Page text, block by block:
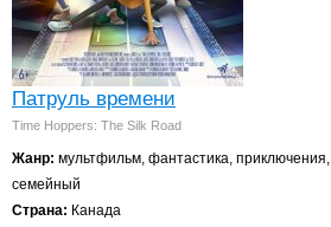
Патруль времени
Time Hoppers: The Silk Road
Жанр: мультфильм, фантастика, приключения,
семейный
Страна: Канада